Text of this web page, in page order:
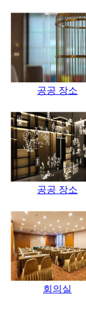
공공 장소
공공 장소
회의실